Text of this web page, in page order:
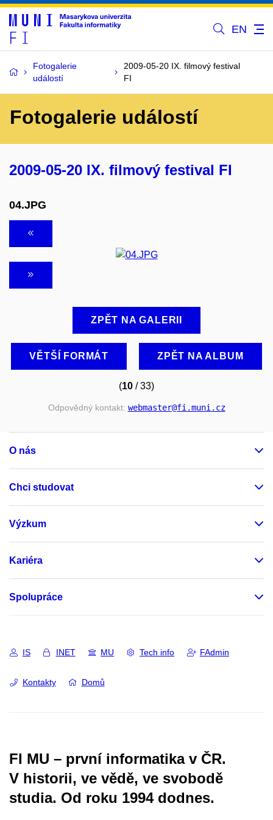
EN
Fotogalerie
událostí
2009-05-20 IX. filmový festival
FI
Fotogalerie událostí
2009-05-20 IX. filmový festival FI
04.JPG
ZPĚT NA GALERII
VĚTŠÍ FORMÁT ZPĚT NA ALBUM
(10 / 33)
Odpovědný kontakt: webmaster@fi.muni.cz
O nás
Chci studovat
Výzkum
Kariéra
Spolupráce
IS INET MU Tech info FAdmin
Kontakty Domů
FI MU – první informatika v ČR.
V historii, ve vědě, ve svobodě
studia. Od roku 1994 dodnes.